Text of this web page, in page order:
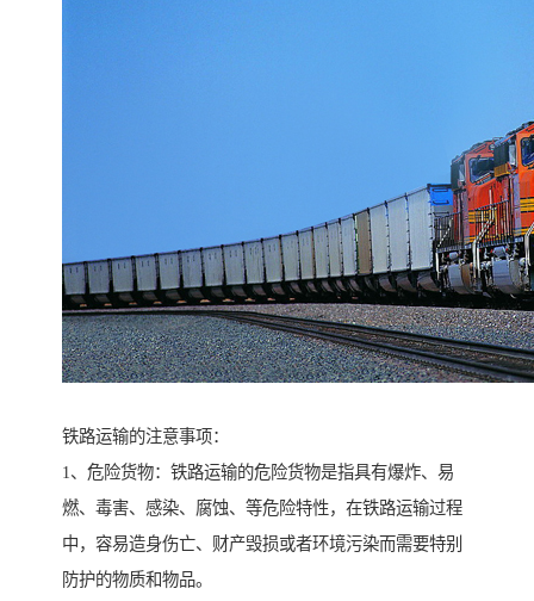
铁路运输的注意事项：
1、危险货物：铁路运输的危险货物是指具有爆炸、易
燃、毒害、感染、腐蚀、等危险特性，在铁路运输过程
中，容易造身伤亡、财产毁损或者环境污染而需要特别
防护的物质和物品。